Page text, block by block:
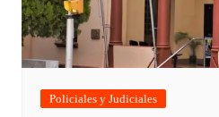
Policiales y Judiciales